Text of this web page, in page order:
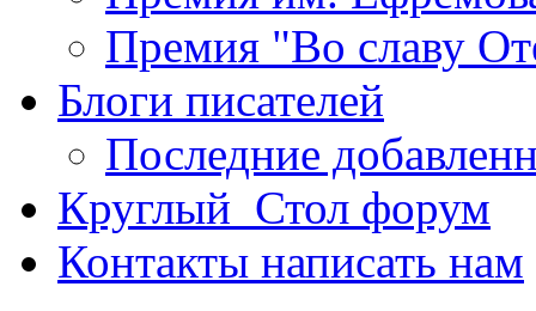
Премия "Во славу
Блоги писателей
Последние
Круглый_Стол форум
Контакты написать нам